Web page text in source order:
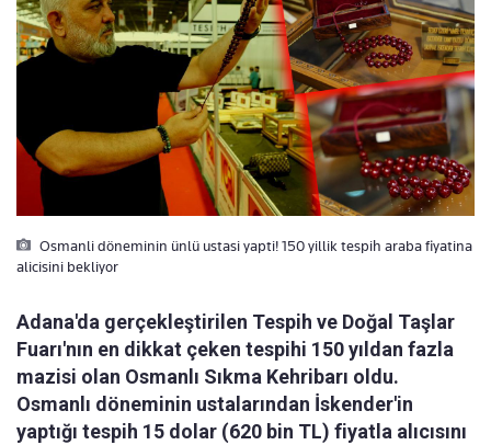
Osmanli döneminin ünlü ustasi yapti! 150 yillik tespih araba fiyatina
alicisini bekliyor
Adana'da gerçekleştirilen Tespih ve Doğal Taşlar
Fuarı'nın en dikkat çeken tespihi 150 yıldan fazla
mazisi olan Osmanlı Sıkma Kehribarı oldu.
Osmanlı döneminin ustalarından İskender'in
yaptığı tespih 15 dolar (620 bin TL) fiyatla alıcısını